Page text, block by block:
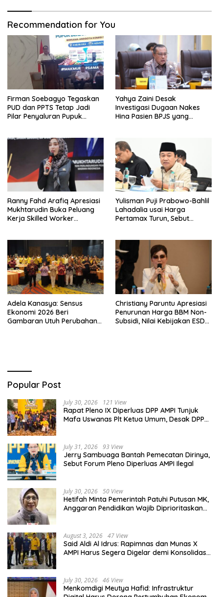
Recommendation for You
Firman Soebagyo Tegaskan
PUD dan PPTS Tetap Jadi
Pilar Penyaluran Pupuk
Yahya Zaini Desak
Investigasi Dugaan Nakes
Hina Pasien BPJS yang
Ranny Fahd Arafiq Apresiasi
Mukhtarudin Buka Peluang
Kerja Skilled Worker
Yulisman Puji Prabowo-Bahlil
Lahadalia usai Harga
Pertamax Turun, Sebut
Adela Kanasya: Sensus
Ekonomi 2026 Beri
Gambaran Utuh Perubahan
Christiany Paruntu Apresiasi
Penurunan Harga BBM Non-
Subsidi, Nilai Kebijakan ESDM
Popular Post
July 30, 2026 121 View
Rapat Pleno IX Diperluas DPP AMPI Tunjuk
Mafa Uswanas Plt Ketua Umum, Desak DPP
July 31, 2026 93 View
Jerry Sambuaga Bantah Pemecatan Dirinya,
Sebut Forum Pleno Diperluas AMPI Ilegal
July 30, 2026 50 View
Hetifah Minta Pemerintah Patuhi Putusan MK,
Anggaran Pendidikan Wajib Diprioritaskan
August 3, 2026 47 View
Said Aldi Al Idrus: Rapimnas dan Munas X
AMPI Harus Segera Digelar demi Konsolidasi
July 30, 2026 46 View
Menkomdigi Meutya Hafid: Infrastruktur